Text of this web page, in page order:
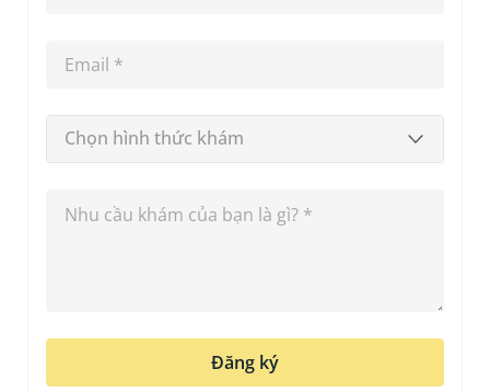
Chọn hình thức khám
Đăng ký